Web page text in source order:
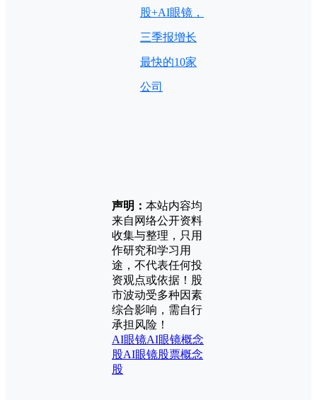
股+AI眼镜，
三季报增长
最快的10家
公司
声明： 本站内容均
来自网络公开资料
收集与整理，只用
作研究和学习用
途，不代表任何投
资观点或依据！股
市波动受多种因素
综合影响，需自行
承担风险！
AI眼镜AI眼镜概念
股AI眼镜股票概念
股